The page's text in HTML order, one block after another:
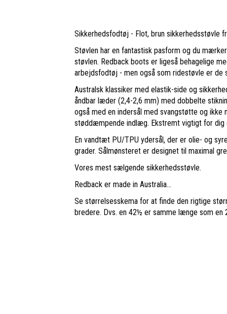
Sikkerhedsfodtøj - Flot, brun sikkerhedsstøvle
Støvlen har en fantastisk pasform og du
støvlen. Redback boots er ligeså behagelige
arbejdsfodtøj - men også som ridestøvle er de
Australsk klassiker med elastik-side og
åndbar læder (2,4-2,6 mm) med dobbelte
også med en indersål med svangstøtte og
støddæmpende indlæg. Ekstremt vigtigt for dig
En vandtæt PU/TPU ydersål, der er olie- og
grader. Sålmønsteret er designet til maximal
Vores mest sælgende sikkerhedsstøvle.
Redback er made in Australia...
Se størrelsesskema for at finde den rigtige
bredere. Dvs. en 42½ er samme længe som en